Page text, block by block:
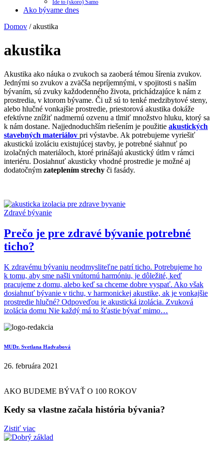
Ide to (skoro) Samo
Ako bývame dnes
Domov /akustika
akustika
Akustika ako náuka o zvukoch sa zaoberá témou šírenia zvukov.
Jednými so zvukov a zväčša nepríjemnými, v spojitosti s naším
bývaním, sú zvuky každodenného života, prichádzajúce k nám z
prostredia, v ktorom bývame. Či už sú to tenké medzibytové steny,
alebo hlučné vonkajšie prostredie, priestorová akustika dokáže
efektívne znížiť nadmernú ozvenu a tlmiť množstvo hluku, ktorý sa
k nám dostane. Najjednoduchším riešením je použitie akustických
stavebných materiálov pri výstavbe. Ak potrebujeme vyriešiť
akustickú izoláciu existujúcej stavby, je potrebné siahnuť po
izolačných materiáloch, ktoré prinášajú akustický útlm v rámci
interiéru. Dosiahnuť akusticky vhodné prostredie je možné aj
dodatočným zateplením strechy či fasády.
Zdravé bývanie
Prečo je pre zdravé bývanie potrebné
ticho?
K zdravému bývaniu neodmysliteľne patrí ticho. Potrebujeme ho
k tomu, aby sme našli vnútornú harmóniu, je dôležité, keď
pracujeme z domu, alebo keď sa chceme dobre vyspať. Ako však
dosiahnuť bývanie v tichu, v harmonickej akustike, ak je vonkajšie
prostredie hlučné? Odpoveďou je akustická izolácia. Zvuková
izolácia domu Nie každý má to šťastie bývať mimo…
MUDr. Svetlana Hadvabová
26. februára 2021
AKO BUDEME BÝVAŤ O 100 ROKOV
Kedy sa vlastne začala história bývania?
Zistiť viac